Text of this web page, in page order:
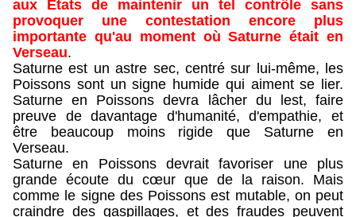
aux États de maintenir un tel contrôle sans
provoquer une contestation encore plus
importante qu'au moment où Saturne était en
Verseau.
Saturne est un astre sec, centré sur lui-même, les
Poissons sont un signe humide qui aiment se lier.
Saturne en Poissons devra lâcher du lest, faire
preuve de davantage d'humanité, d'empathie, et
être beaucoup moins rigide que Saturne en
Verseau.
Saturne en Poissons devrait favoriser une plus
grande écoute du cœur que de la raison. Mais
comme le signe des Poissons est mutable, on peut
craindre des gaspillages, et des fraudes peuvent